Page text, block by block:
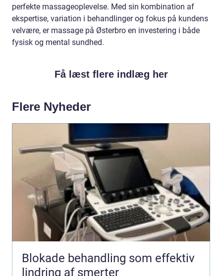
perfekte massageoplevelse. Med sin kombination af
ekspertise, variation i behandlinger og fokus på kundens
velvære, er massage på Østerbro en investering i både
fysisk og mental sundhed.
Få læst flere indlæg her
Flere Nyheder
Blokade behandling som effektiv
lindring af smerter